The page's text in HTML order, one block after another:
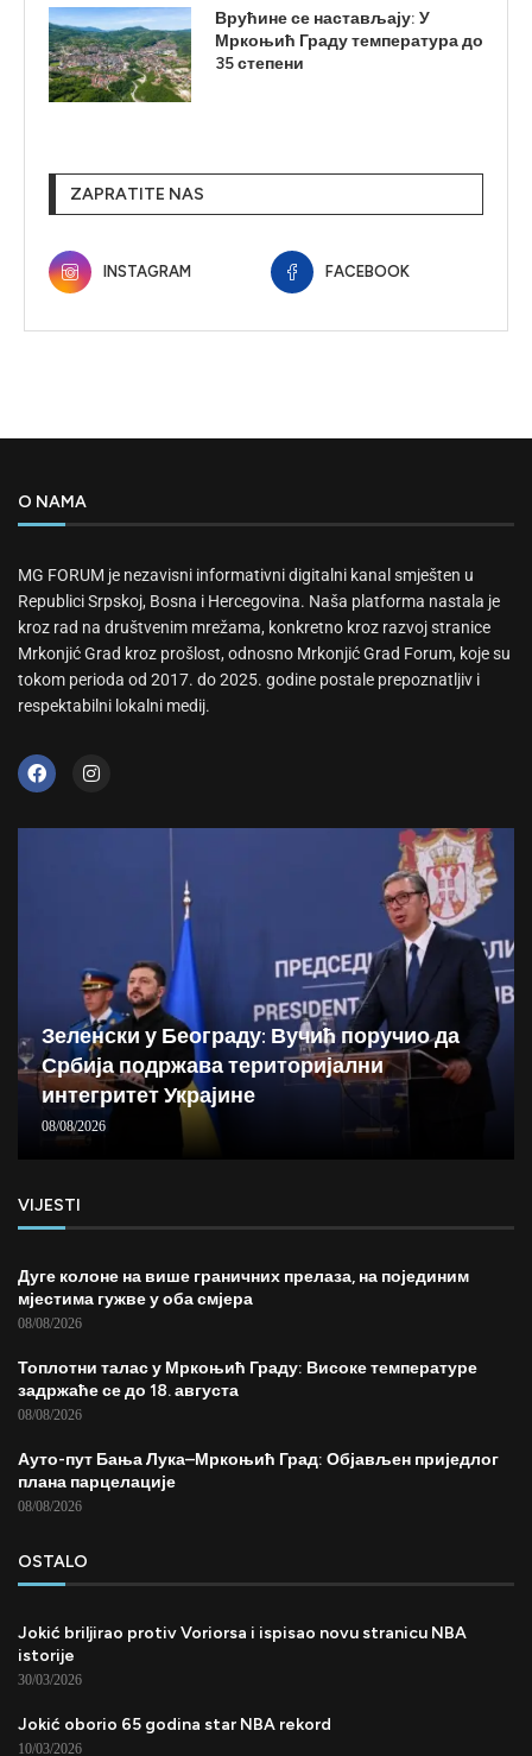
Врућине се настављају: У
Мркоњић Граду температура до
35 степени
ZAPRATITE NAS
INSTAGRAM FACEBOOK
O NAMA
MG FORUM je nezavisni informativni digitalni kanal smješten u
Republici Srpskoj, Bosna i Hercegovina. Naša platforma nastala je
kroz rad na društvenim mrežama, konkretno kroz razvoj stranice
Mrkonjić Grad kroz prošlost, odnosno Mrkonjić Grad Forum, koje su
tokom perioda od 2017. do 2025. godine postale prepoznatljiv i
respektabilni lokalni medij.
Зеленски у Београду: Вучић поручио да
Србија подржава територијални
интегритет Украјине
08/08/2026
VIJESTI
Дуге колоне на више граничних прелаза, на појединим
мјестима гужве у оба смјера
08/08/2026
Топлотни талас у Мркоњић Граду: Високе температуре
задржаће се до 18. августа
08/08/2026
Ауто-пут Бања Лука–Мркоњић Град: Објављен приједлог
плана парцелације
08/08/2026
OSTALO
Jokić briljirao protiv Voriorsa i ispisao novu stranicu NBA
istorije
30/03/2026
Jokić oborio 65 godina star NBA rekord
10/03/2026